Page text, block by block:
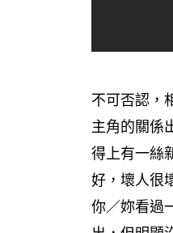
不可否認，
主角的關係
得上有一絲
好，壞人很
你／妳看過